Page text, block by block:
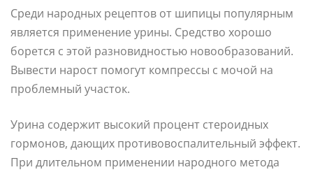
Среди народных рецептов от шипицы популярным
является применение урины. Средство хорошо
борется с этой разновидностью новообразований.
Вывести нарост помогут компрессы с мочой на
проблемный участок.
Урина содержит высокий процент стероидных
гормонов, дающих противовоспалительный эффект.
При длительном применении народного метода